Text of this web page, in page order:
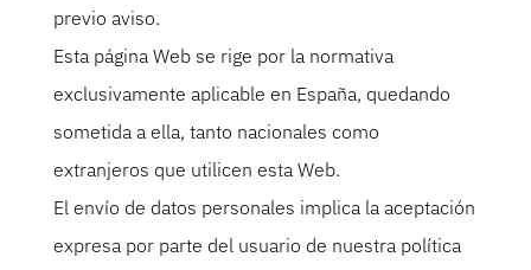
previo aviso.
Esta página Web se rige por la normativa
exclusivamente aplicable en España, quedando
sometida a ella, tanto nacionales como
extranjeros que utilicen esta Web.
El envío de datos personales implica la aceptación
expresa por parte del usuario de nuestra política